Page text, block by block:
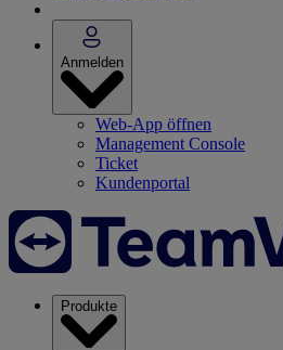
Anmelden
Web-App öffnen
Management Console
Ticket
Kundenportal
Produkte